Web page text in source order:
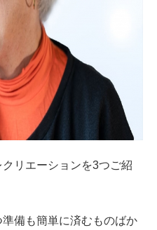
リエーションを3つご紹
備も簡単に済むものばか